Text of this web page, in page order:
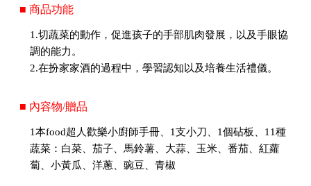
■ 商品功能
1.切蔬菜的動作，促進孩子的手部肌肉發展，以及手眼協
調的能力。
2.在扮家家酒的過程中，學習認知以及培養生活禮儀。
■ 內容物/贈品
1本food超人歡樂小廚師手冊、1支小刀、1個砧板、11種
蔬菜：白菜、茄子、馬鈴薯、大蒜、玉米、番茄、紅蘿
蔔、小黃瓜、洋蔥、豌豆、青椒